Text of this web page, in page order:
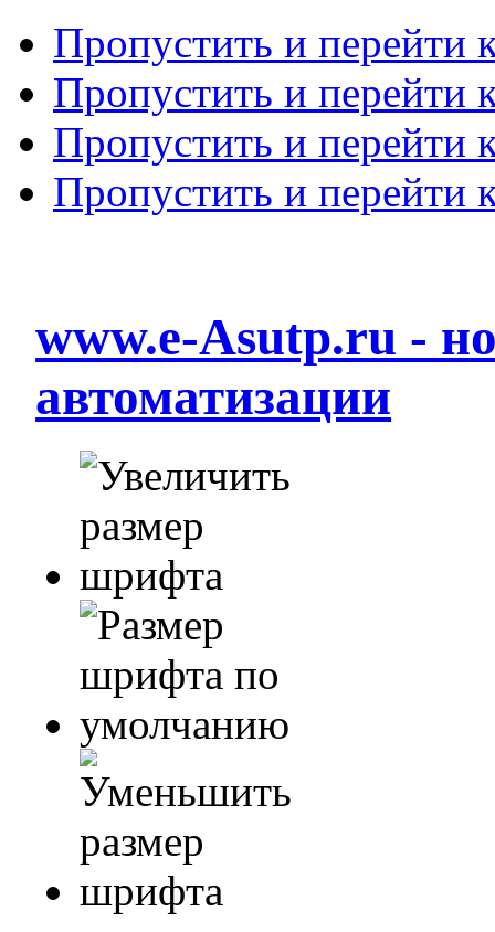
Пропустить и перейти
Пропустить и перейти
Пропустить и перейти
Пропустить и перейти
www.e-Asutp.ru -
автоматизации